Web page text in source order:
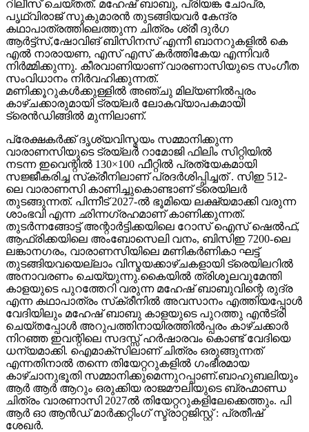
റിലീസ് ചെയ്തത്. മഹേഷ് ബാബു, പ്രിയങ്ക ചോപ്ര,
പൃഥ്വിരാജ് സുകുമാരൻ തുടങ്ങിയവർ കേന്ദ്ര
കഥാപാത്രത്തിലെത്തുന്ന ചിത്രം ശ്രീ ദുർഗ
ആർട്ട്സ്,ഷോവിങ് ബിസിനസ് എന്നീ ബാനറുകളിൽ കെ
എൽ നാരായണ, എസ് എസ് കർത്തികേയ എന്നിവർ
നിർമ്മിക്കുന്നു. കീരവാണിയാണ് വാരണാസിയുടെ സംഗീത
സംവിധാനം നിർവഹിക്കുന്നത്.
മണിക്കൂറുകൾക്കുള്ളിൽ അഞ്ചു മില്യണിൽപ്പരം
കാഴ്ചക്കാരുമായി ട്രയ്ലർ ലോകവ്യാപകമായി
ട്രെൻഡിങ്ങിൽ മുന്നിലാണ്.
പ്രേക്ഷകർക്ക് ദൃശ്യവിസ്മയം സമ്മാനിക്കുന്ന
വാരാണസിയുടെ ട്രയ്ലർ റാമോജി ഫിലിം സിറ്റിയിൽ
നടന്ന ഇവെന്റിൽ 130×100 ഫീറ്റിൽ പ്രത്യേകമായി
സജ്ജീകരിച്ച സ്‌ക്രീനിലാണ് പ്രദർശിപ്പിച്ചത് . സിഇ 512-
ലെ വാരാണസി കാണിച്ചുകൊണ്ടാണ് ട്രെയിലര്‍
തുടങ്ങുന്നത്. പിന്നീട് 2027-ല്‍ ഭൂമിയെ ലക്ഷ്യമാക്കി വരുന്ന
ശാംഭവി എന്ന ഛിന്നഗ്രഹമാണ് കാണിക്കുന്നത്.
തുടര്‍ന്നങ്ങോട്ട് അന്റാര്‍ട്ടിക്കയിലെ റോസ് ഐസ് ഷെല്‍ഫ്,
ആഫ്രിക്കയിലെ അംബോസെലി വനം, ബിസിഇ 7200-ലെ
ലങ്കാനഗരം, വാരാണസിയിലെ മണികര്‍ണികാ ഘട്ട്
തുടങ്ങിയവയെല്ലാം വിസ്മയക്കാഴ്ചകളായി ട്രെയിലറില്‍
അനാവരണം ചെയ്യുന്നു.കൈയില്‍ ത്രിശൂലവുമേന്തി
കാളയുടെ പുറത്തേറി വരുന്ന മഹേഷ് ബാബുവിന്റെ രുദ്ര
എന്ന കഥാപാത്രം സ്‌ക്രീനിൽ അവസാനം എത്തിയപ്പോൾ
വേദിയിലും മഹേഷ് ബാബു കാളയുടെ പുറത്തു എൻട്രി
ചെയ്തപ്പോൾ അറുപത്തിനായിരത്തിൽപ്പരം കാഴ്ചക്കാർ
നിറഞ്ഞ ഇവന്റിലെ സദസ്സ് ഹർഷാരവം കൊണ്ട് വേദിയെ
ധന്യമാക്കി. ഐമാക്‌സിലാണ് ചിത്രം ഒരുങ്ങുന്നത്
എന്നതിനാല്‍ തന്നെ തിയേറ്ററുകളില്‍ ഗംഭീരമായ
കാഴ്ചാനുഭൂതി സമ്മാനിക്കുമെന്നുറപ്പാണ്.ബാഹുബലിയും
ആർ ആർ ആറും ഒരുക്കിയ രാജമൗലിയുടെ ബ്രഹ്മാണ്ഡ
ചിത്രം വാരണാസി 2027ൽ തിയേറ്ററുകളിലേക്കെത്തും. പി
ആർ ഓ ആൻഡ് മാർക്കറ്റിംഗ് സ്ട്രാറ്റജിസ്റ്റ് : പ്രതീഷ്
ശേഖർ.